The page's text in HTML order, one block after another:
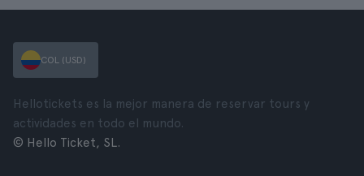
COL (USD)
Hellotickets es la mejor manera de reservar tours y
actividades en todo el mundo.
© Hello Ticket, SL.